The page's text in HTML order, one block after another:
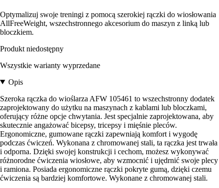
Optymalizuj swoje treningi z pomocą szerokiej rączki do wiosłowania
AllFreeWeight, wszechstronnego akcesorium do maszyn z linką lub
bloczkiem.
Produkt niedostępny
Wszystkie warianty wyprzedane
Opis
Szeroka rączka do wioślarza AFW 105461 to wszechstronny dodatek
zaprojektowany do użytku na maszynach z kablami lub bloczkami,
oferujący różne opcje chwytania. Jest specjalnie zaprojektowana, aby
skutecznie angażować bicepsy, tricepsy i mięśnie pleców.
Ergonomiczne, gumowane rączki zapewniają komfort i wygodę
podczas ćwiczeń. Wykonana z chromowanej stali, ta rączka jest trwała
i odporna. Dzięki swojej konstrukcji i cechom, możesz wykonywać
różnorodne ćwiczenia wiosłowe, aby wzmocnić i ujędrnić swoje plecy
i ramiona. Posiada ergonomiczne rączki pokryte gumą, dzięki czemu
ćwiczenia są bardziej komfortowe. Wykonane z chromowanej stali.